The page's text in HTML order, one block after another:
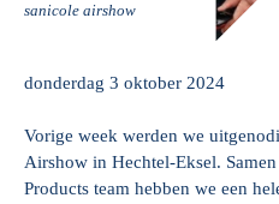
sanicole airshow
donderdag 3 oktober 2024
Vorige week werden we
Airshow in Hechtel-Eksel.
Products team hebben we een